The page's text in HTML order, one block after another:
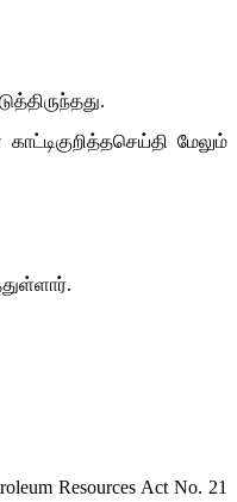
மேலும்
Resources Act No. 21